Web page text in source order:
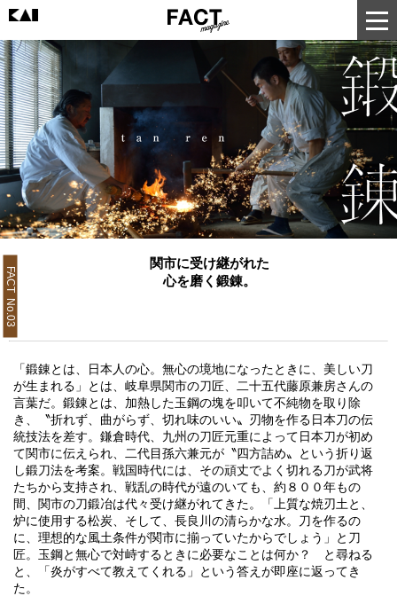
FACT No.03
関市に受け継がれた
心を磨く鍛錬。
「鍛錬とは、日本人の心。無心の境地になったときに、美しい刀
が生まれる」とは、岐阜県関市の刀匠、二十五代藤原兼房さんの
言葉だ。鍛錬とは、加熱した玉鋼の塊を叩いて不純物を取り除
き、〝折れず、曲がらず、切れ味のいい〟刃物を作る日本刀の伝
統技法を差す。鎌倉時代、九州の刀匠元重によって日本刀が初め
て関市に伝えられ、二代目孫六兼元が〝四方詰め〟という折り返
し鍛刀法を考案。戦国時代には、その頑丈でよく切れる刀が武将
たちから支持され、戦乱の時代が遠のいても、約８００年もの
間、関市の刀鍛冶は代々受け継がれてきた。「上質な焼刃土と、
炉に使用する松炭、そして、長良川の清らかな水。刀を作るの
に、理想的な風土条件が関市に揃っていたからでしょう」と刀
匠。玉鋼と無心で対峙するときに必要なことは何か？ と尋ねる
と、「炎がすべて教えてくれる」という答えが即座に返ってき
た。